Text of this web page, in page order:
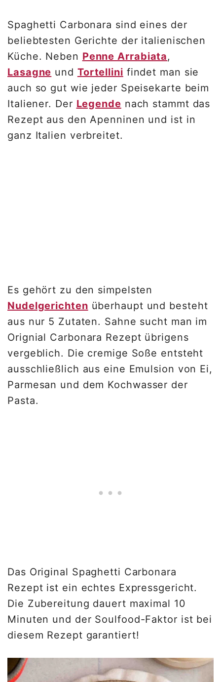
Spaghetti Carbonara sind eines der
beliebtesten Gerichte der italienischen
Küche. Neben Penne Arrabiata,
Lasagne und Tortellini findet man sie
auch so gut wie jeder Speisekarte beim
Italiener. Der Legende nach stammt das
Rezept aus den Apenninen und ist in
ganz Italien verbreitet.
Es gehört zu den simpelsten
Nudelgerichten überhaupt und besteht
aus nur 5 Zutaten. Sahne sucht man im
Orignial Carbonara Rezept übrigens
vergeblich. Die cremige Soße entsteht
ausschließlich aus eine Emulsion von Ei,
Parmesan und dem Kochwasser der
Pasta.
Das Original Spaghetti Carbonara
Rezept ist ein echtes Expressgericht.
Die Zubereitung dauert maximal 10
Minuten und der Soulfood-Faktor ist bei
diesem Rezept garantiert!